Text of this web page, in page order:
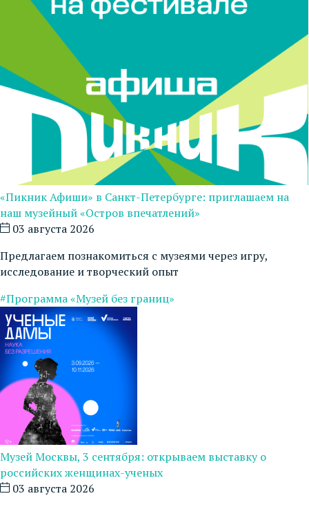
«Пикник Афиши» в Санкт-Петербурге: приглашаем на
наш музейный «Остров впечатлений»
03 августа 2026
Предлагаем познакомиться с музеями через игру,
исследование и творческий опыт
#Программа «Музей без границ»
Музей Москвы, 3 сентября: открываем выставку о
российских женщинах-ученых
03 августа 2026